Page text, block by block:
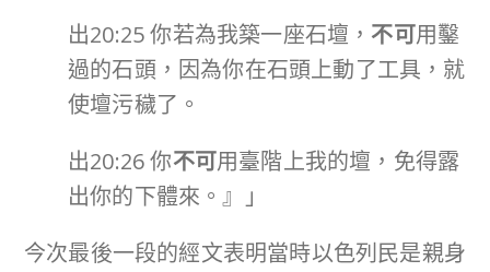
出20:25 你若為我築一座石壇， 不可用鑿
過的石頭，因為你在石頭上動了工具，就
使壇污穢了。
出20:26 你不可用臺階上我的壇，免得露
出你的下體來。』」
今次最後一段的經文表明當時以色列民是親身